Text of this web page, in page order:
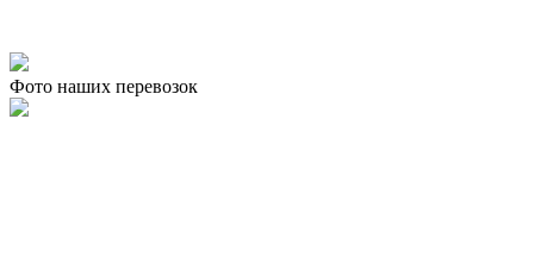
Фото наших перевозок